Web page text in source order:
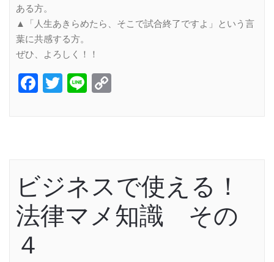
ある方。
▲「人生あきらめたら、そこで試合終了ですよ」という言
葉に共感する方。
ぜひ、よろしく！！
Facebook
Twitter
Line
ビジネスで使える！
法律マメ知識 その
４